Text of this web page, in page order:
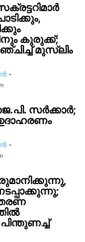
കുരുക്ക്;
മുസ്ലിം
-
സർക്കാർ;
-